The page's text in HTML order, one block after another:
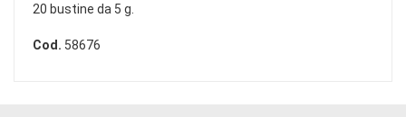
20 bustine da 5 g.
Cod. 58676